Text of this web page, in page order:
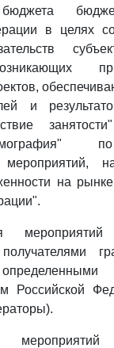
в целях
и
мероприятий,
на рынке
получателями
Российской